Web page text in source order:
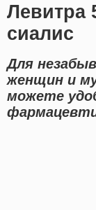
Левитра
сиалис
Для
женщин и
можете